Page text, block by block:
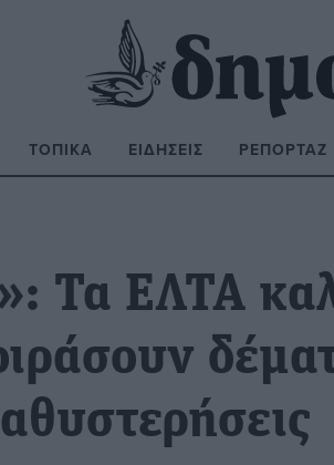
ΤΟΠΙΚΆ ΕΙΔΉΣΕΙΣ ΡΕΠΟΡΤΆΖ
Τα ΕΛΤΑ